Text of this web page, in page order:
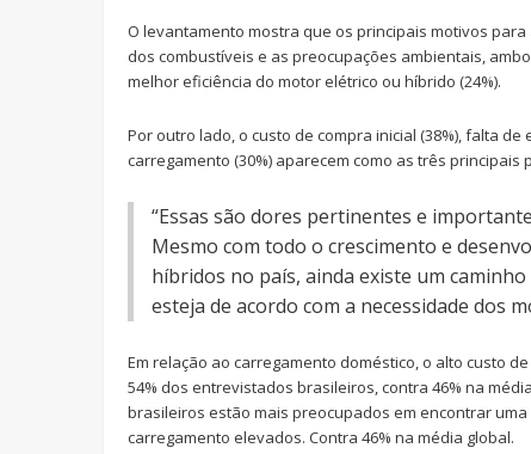
O levantamento mostra que os principais motivos
dos combustíveis e as preocupações ambientais,
melhor eficiência do motor elétrico ou híbrido (24%).
Por outro lado, o custo de compra inicial (38%), falta
carregamento (30%) aparecem como as três
“Essas são dores pertinentes e
Mesmo com todo o crescimento e
híbridos no país, ainda existe um
esteja de acordo com a necessidade dos
Em relação ao carregamento doméstico, o alto custo
54% dos entrevistados brasileiros, contra 46% na
brasileiros estão mais preocupados em encontrar
carregamento elevados. Contra 46% na média global.